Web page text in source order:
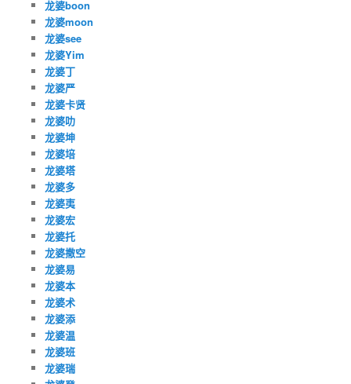
龙婆boon
龙婆moon
龙婆see
龙婆Yim
龙婆丁
龙婆严
龙婆卡贤
龙婆叻
龙婆坤
龙婆培
龙婆塔
龙婆多
龙婆夷
龙婆宏
龙婆托
龙婆撒空
龙婆易
龙婆本
龙婆术
龙婆添
龙婆温
龙婆班
龙婆瑞